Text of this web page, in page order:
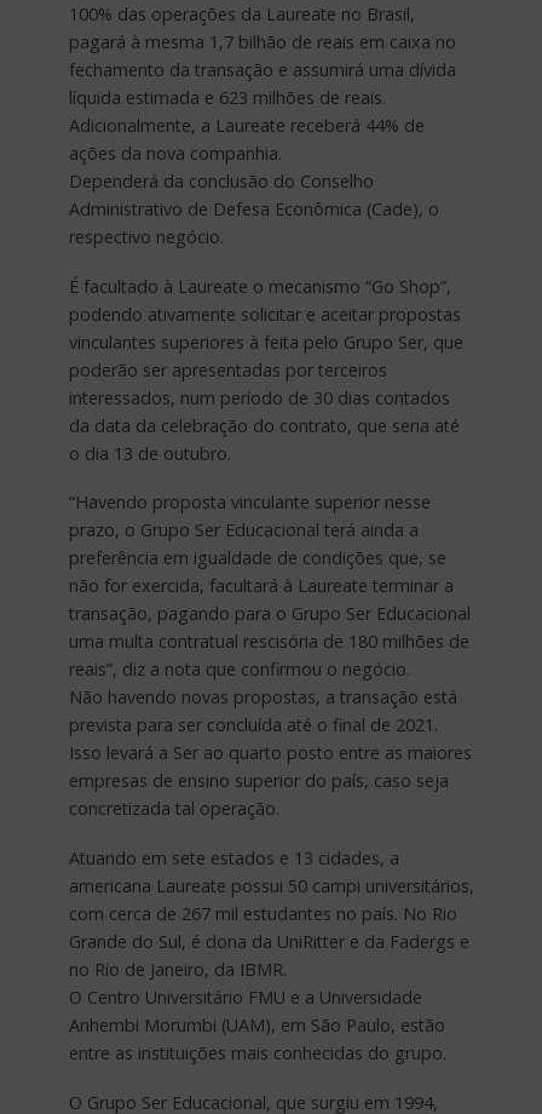
100% das operações da Laureate no Brasil,
pagará à mesma 1,7 bilhão de reais em caixa no
fechamento da transação e assumirá uma dívida
líquida estimada e 623 milhões de reais.
Adicionalmente, a Laureate receberá 44% de
ações da nova companhia.
Dependerá da conclusão do Conselho
Administrativo de Defesa Econômica (Cade), o
respectivo negócio.
É facultado à Laureate o mecanismo “Go Shop”,
podendo ativamente solicitar e aceitar propostas
vinculantes superiores à feita pelo Grupo Ser, que
poderão ser apresentadas por terceiros
interessados, num período de 30 dias contados
da data da celebração do contrato, que seria até
o dia 13 de outubro.
“Havendo proposta vinculante superior nesse
prazo, o Grupo Ser Educacional terá ainda a
preferência em igualdade de condições que, se
não for exercida, facultará à Laureate terminar a
transação, pagando para o Grupo Ser Educacional
uma multa contratual rescisória de 180 milhões de
reais”, diz a nota que confirmou o negócio.
Não havendo novas propostas, a transação está
prevista para ser concluída até o final de 2021.
Isso levará a Ser ao quarto posto entre as maiores
empresas de ensino superior do país, caso seja
concretizada tal operação.
Atuando em sete estados e 13 cidades, a
americana Laureate possui 50 campi universitários,
com cerca de 267 mil estudantes no país. No Rio
Grande do Sul, é dona da UniRitter e da Fadergs e
no Rio de Janeiro, da IBMR.
O Centro Universitário FMU e a Universidade
Anhembi Morumbi (UAM), em São Paulo, estão
entre as instituições mais conhecidas do grupo.
O Grupo Ser Educacional, que surgiu em 1994,